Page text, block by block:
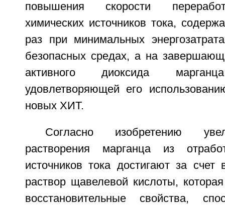
повышения скорости
химических источников тока,
раз при минимальных
безопасных средах, а на
активного диоксида
удовлетворяющей его
новых ХИТ.
Согласно изобретению
растворения марганца из
источников тока достигают за
раствор щавелевой кислоты,
восстановительные свойства,